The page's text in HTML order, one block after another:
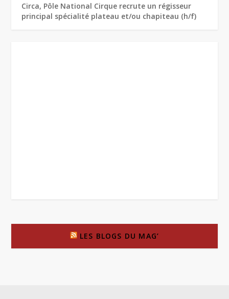
Circa, Pôle National Cirque recrute un régisseur
principal spécialité plateau et/ou chapiteau (h/f)
LES BLOGS DU MAG’